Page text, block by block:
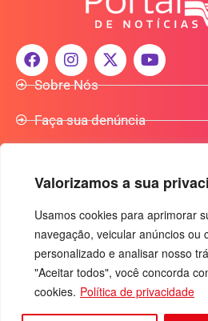
Valorizamos a sua
Usamos cookies para aprimorar
navegação, veicular anúncios ou
personalizado e analisar nosso
"Aceitar todos", você concorda
cookies. Política de privacidade
Sobre Nós
Faça sua denúncia
Anuncie Conosco
+55 (92) 3085-7464
Av. Rio Madeira, 444 - Nossa